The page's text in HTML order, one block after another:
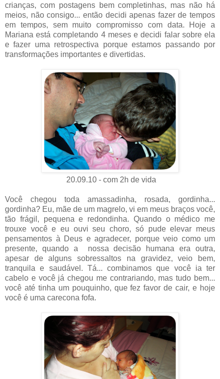
crianças, com postagens bem completinhas, mas não há
meios, não consigo... então decidi apenas fazer de tempos
em tempos, sem muito compromisso com data. Hoje a
Mariana está completando 4 meses e decidi falar sobre ela
e fazer uma retrospectiva porque estamos passando por
transformações importantes e divertidas.
20.09.10 - com 2h de vida
Você chegou toda amassadinha, rosada, gordinha...
gordinha? Eu, mãe de um magrelo, vi em meus braços você,
tão frágil, pequena e redondinha. Quando o médico me
trouxe você e eu ouvi seu choro, só pude elevar meus
pensamentos à Deus e agradecer, porque veio como um
presente, quando a nossa decisão humana era outra,
apesar de alguns sobressaltos na gravidez, veio bem,
tranquila e saudável. Tá... combinamos que você ia ter
cabelo e você já chegou me contrariando, mas tudo bem...
você até tinha um pouquinho, que fez favor de cair, e hoje
você é uma carecona fofa.